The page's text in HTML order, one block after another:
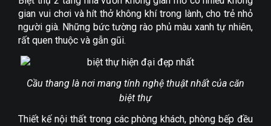
gian vui chơi và hít thở không khí trong lành, cho trẻ nhỏ
người già. Những bức tường rào phủ màu xanh tự nhiên,
rất quen thuộc và gẫn gũi.
Cầu thang là nơi mang tính nghệ thuật nhất của căn
biệt thự
Thiết kế nội thất trong các phòng khách, phòng bếp đều